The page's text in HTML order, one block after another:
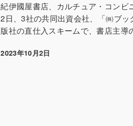
紀伊國屋書店、カルチュア・コン
2日、3社の共同出資会社、「㈱ブ
版社の直仕入スキームで、書店主
投稿日
2023年10月2日